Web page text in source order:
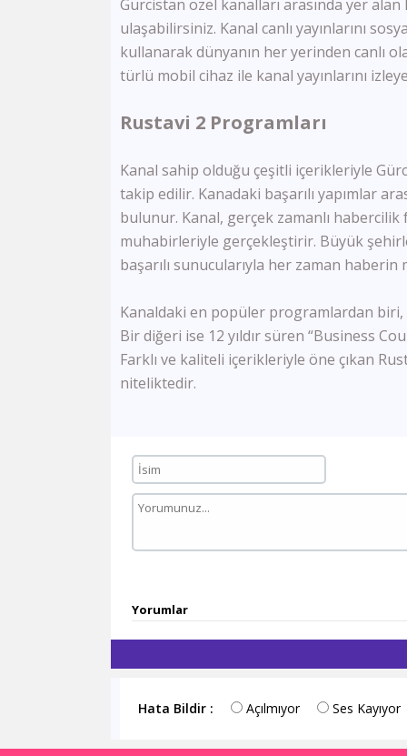
Gürcistan özel kanalları arasında yer
ulaşabilirsiniz. Kanal canlı yayınlarını
kullanarak dünyanın her yerinden canlı
türlü mobil cihaz ile kanal yayınlarını
Rustavi 2 Programları
Kanal sahip olduğu çeşitli içerikleriyle
takip edilir. Kanadaki başarılı yapımlar
bulunur. Kanal, gerçek zamanlı
muhabirleriyle gerçekleştirir. Büyük
başarılı sunucularıyla her zaman haberin
Kanaldaki en popüler programlardan biri,
Bir diğeri ise 12 yıldır süren “Business
Farklı ve kaliteli içerikleriyle öne çıkan
niteliktedir.
Yorumlar
Hata Bildir : Açılmıyor Ses Kayıyor